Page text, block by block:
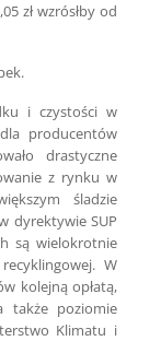
zł wzrósłby od
i czystości w
producentów
drastyczne
z rynku w
śladzie
dyrektywie SUP
są wielokrotnie
W
kolejną opłatą,
także poziomie
Klimatu i